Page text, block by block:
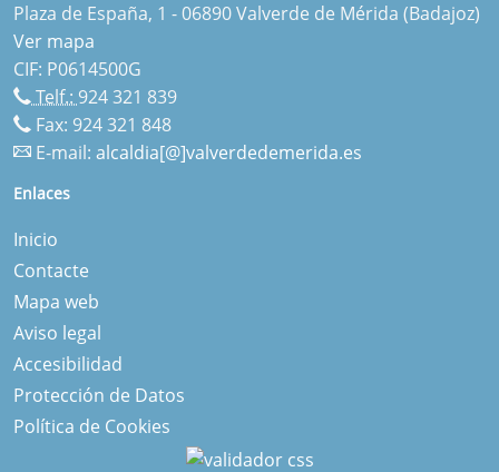
Plaza de España, 1 - 06890 Valverde de Mérida (Badajoz)
Ver mapa
CIF: P0614500G
Telf.: 924 321 839
Fax: 924 321 848
E-mail: alcaldia[@]valverdedemerida.es
Enlaces
Inicio
Contacte
Mapa web
Aviso legal
Accesibilidad
Protección de Datos
Política de Cookies